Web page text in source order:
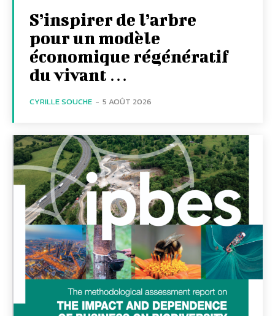
S’inspirer de l’arbre
pour un modèle
économique régénératif
du vivant …
CYRILLE SOUCHE - 5 AOÛT 2026